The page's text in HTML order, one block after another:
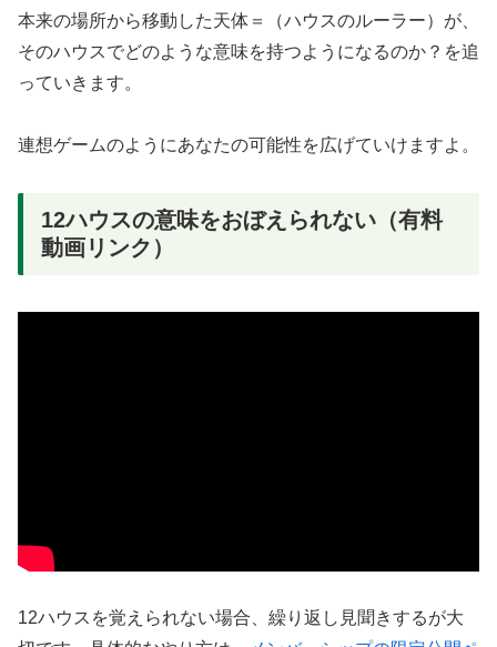
本来の場所から移動した天体＝（ハウスのルーラー）が、
そのハウスでどのような意味を持つようになるのか？を追
っていきます。
連想ゲームのようにあなたの可能性を広げていけますよ。
12ハウスの意味をおぼえられない（有料
動画リンク）
12ハウスを覚えられない場合、繰り返し見聞きするが大